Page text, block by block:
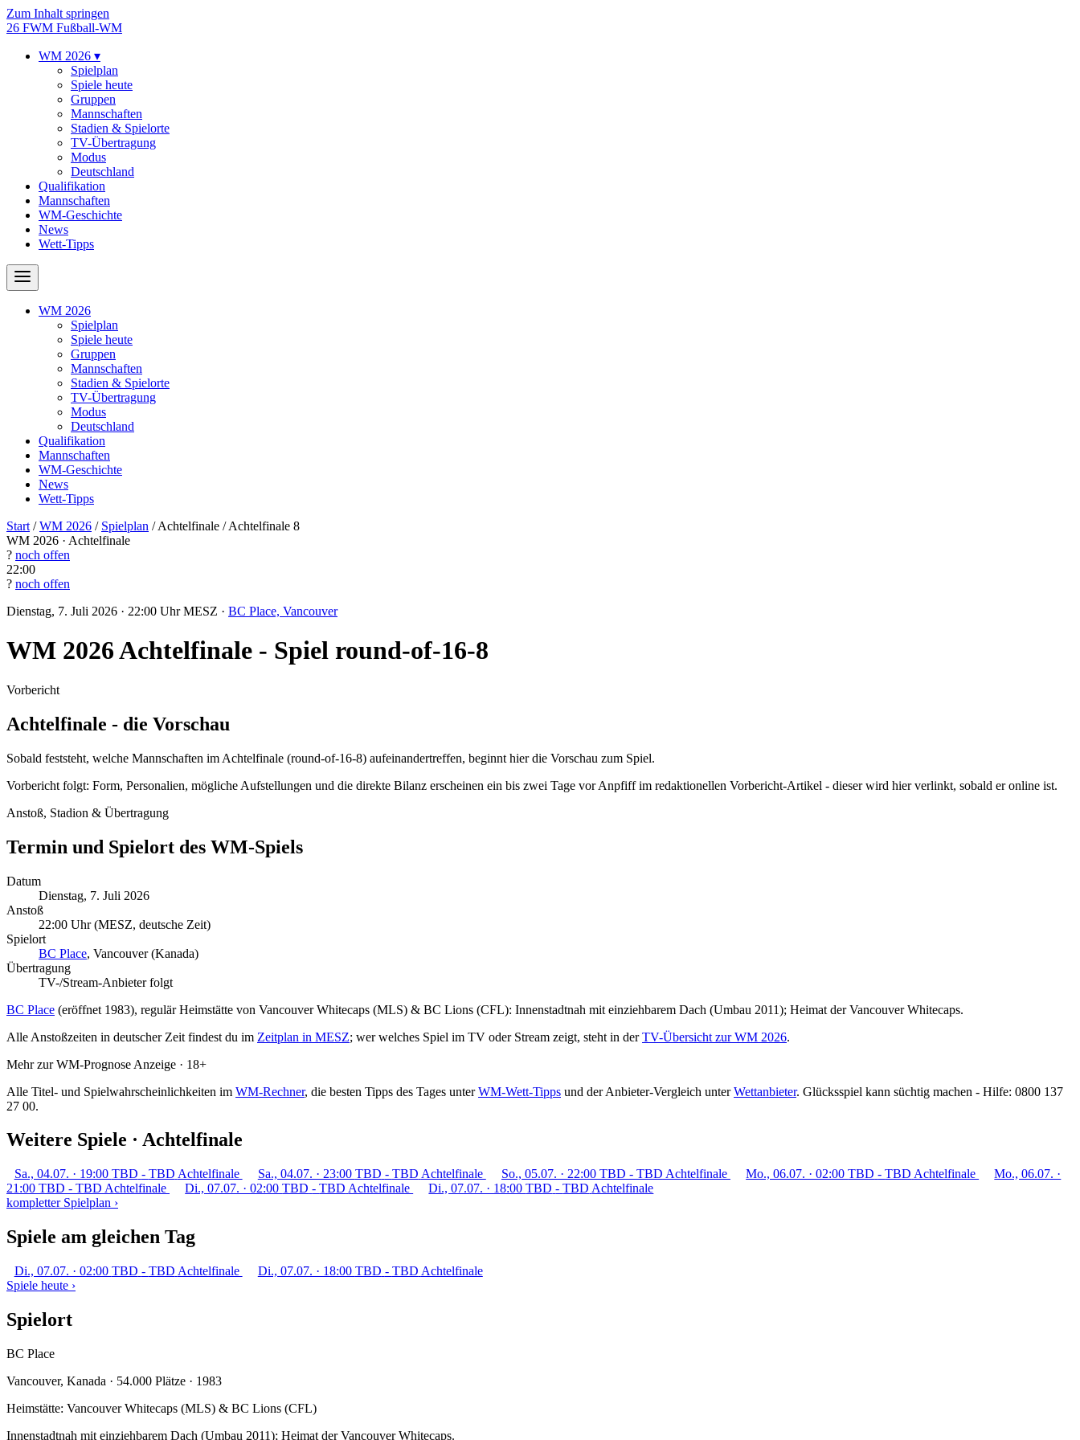
Zum Inhalt springen
26 FWM Fußball-WM
WM 2026 ▾
Spielplan
Spiele heute
Gruppen
Mannschaften
Stadien & Spielorte
TV-Übertragung
Modus
Deutschland
Qualifikation
Mannschaften
WM-Geschichte
News
Wett-Tipps
WM 2026
Spielplan
Spiele heute
Gruppen
Mannschaften
Stadien & Spielorte
TV-Übertragung
Modus
Deutschland
Qualifikation
Mannschaften
WM-Geschichte
News
Wett-Tipps
Start /WM 2026 / Spielplan /Achtelfinale /Achtelfinale 8
WM 2026 · Achtelfinale
? noch offen
22:00
? noch offen
Dienstag, 7. Juli 2026 · 22:00 Uhr MESZ · BC Place, Vancouver
WM 2026 Achtelfinale - Spiel round-of-16-8
Vorbericht
Achtelfinale - die Vorschau
Sobald feststeht, welche Mannschaften im Achtelfinale (round-of-16-8) aufeinandertreffen, beginnt hier die Vorschau zum Spiel.
Vorbericht folgt: Form, Personalien, mögliche Aufstellungen und die direkte Bilanz erscheinen ein bis zwei Tage vor Anpfiff im redaktionellen Vorbericht-Artikel - dieser wird hier verlinkt, sobald er online ist.
Anstoß, Stadion & Übertragung
Termin und Spielort des WM-Spiels
Datum
Dienstag, 7. Juli 2026
Anstoß
22:00 Uhr(MESZ, deutsche Zeit)
Spielort
BC Place, Vancouver (Kanada)
Übertragung
TV-/Stream-Anbieter folgt
BC Place (eröffnet 1983), regulär Heimstätte von Vancouver Whitecaps (MLS) & BC Lions (CFL): Innenstadtnah mit einziehbarem Dach (Umbau 2011); Heimat der Vancouver Whitecaps.
Alle Anstoßzeiten in deutscher Zeit findest du im Zeitplan in MESZ; wer welches Spiel im TV oder Stream zeigt, steht in derTV-Übersicht zur WM 2026.
Mehr zur WM-Prognose Anzeige · 18+
Alle Titel- und Spielwahrscheinlichkeiten im WM-Rechner, die besten Tipps des Tages unterWM-Wett-Tipps und der Anbieter-Vergleich unterWettanbieter. Glücksspiel kann süchtig machen - Hilfe: 0800 137
27 00.
Weitere Spiele · Achtelfinale
Sa., 04.07. · 19:00 TBD - TBD Achtelfinale Sa., 04.07. · 23:00 TBD - TBD Achtelfinale So., 05.07. · 22:00 TBD - TBD Achtelfinale Mo., 06.07. · 02:00TBD -TBD Achtelfinale
Mo., 06.07. ·
21:00 TBD - TBD Achtelfinale Di., 07.07. · 02:00TBD -TBD Achtelfinale Di., 07.07. · 18:00TBD -TBD Achtelfinale
kompletter Spielplan ›
Spiele am gleichen Tag
Di., 07.07. · 02:00 TBD - TBD Achtelfinale Di., 07.07. · 18:00 TBD - TBD Achtelfinale
Spiele heute ›
Spielort
BC Place
Vancouver, Kanada · 54.000 Plätze · 1983
Heimstätte: Vancouver Whitecaps (MLS) & BC Lions (CFL)
Innenstadtnah mit einziehbarem Dach (Umbau 2011); Heimat der Vancouver Whitecaps.